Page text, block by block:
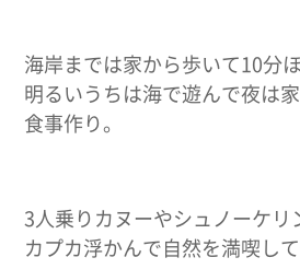
海岸までは家から歩いて10分
明るいうちは海で遊んで夜は
食事作り。
3人乗りカヌーやシュノーケリ
カプカ浮かんで自然を満喫して